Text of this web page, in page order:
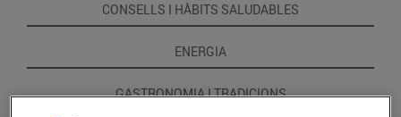
CONSELLS I HÀBITS SALUDABLES
ENERGIA
GASTRONOMIA I TRADICIONS